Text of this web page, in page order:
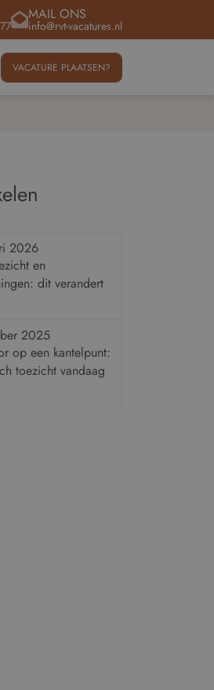
MAIL ONS
info@rvt-vacatures.nl
VACATURE PLAATSEN?
2026
en
dit verandert
2025
op een kantelpunt:
toezicht vandaag